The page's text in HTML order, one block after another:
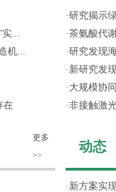
实...
机...
在
更多
>>
·研究揭示
·茶氨酸代
·研究发现
· 新研究发
· 大规模协
·非接触激
动态
· 新方案实